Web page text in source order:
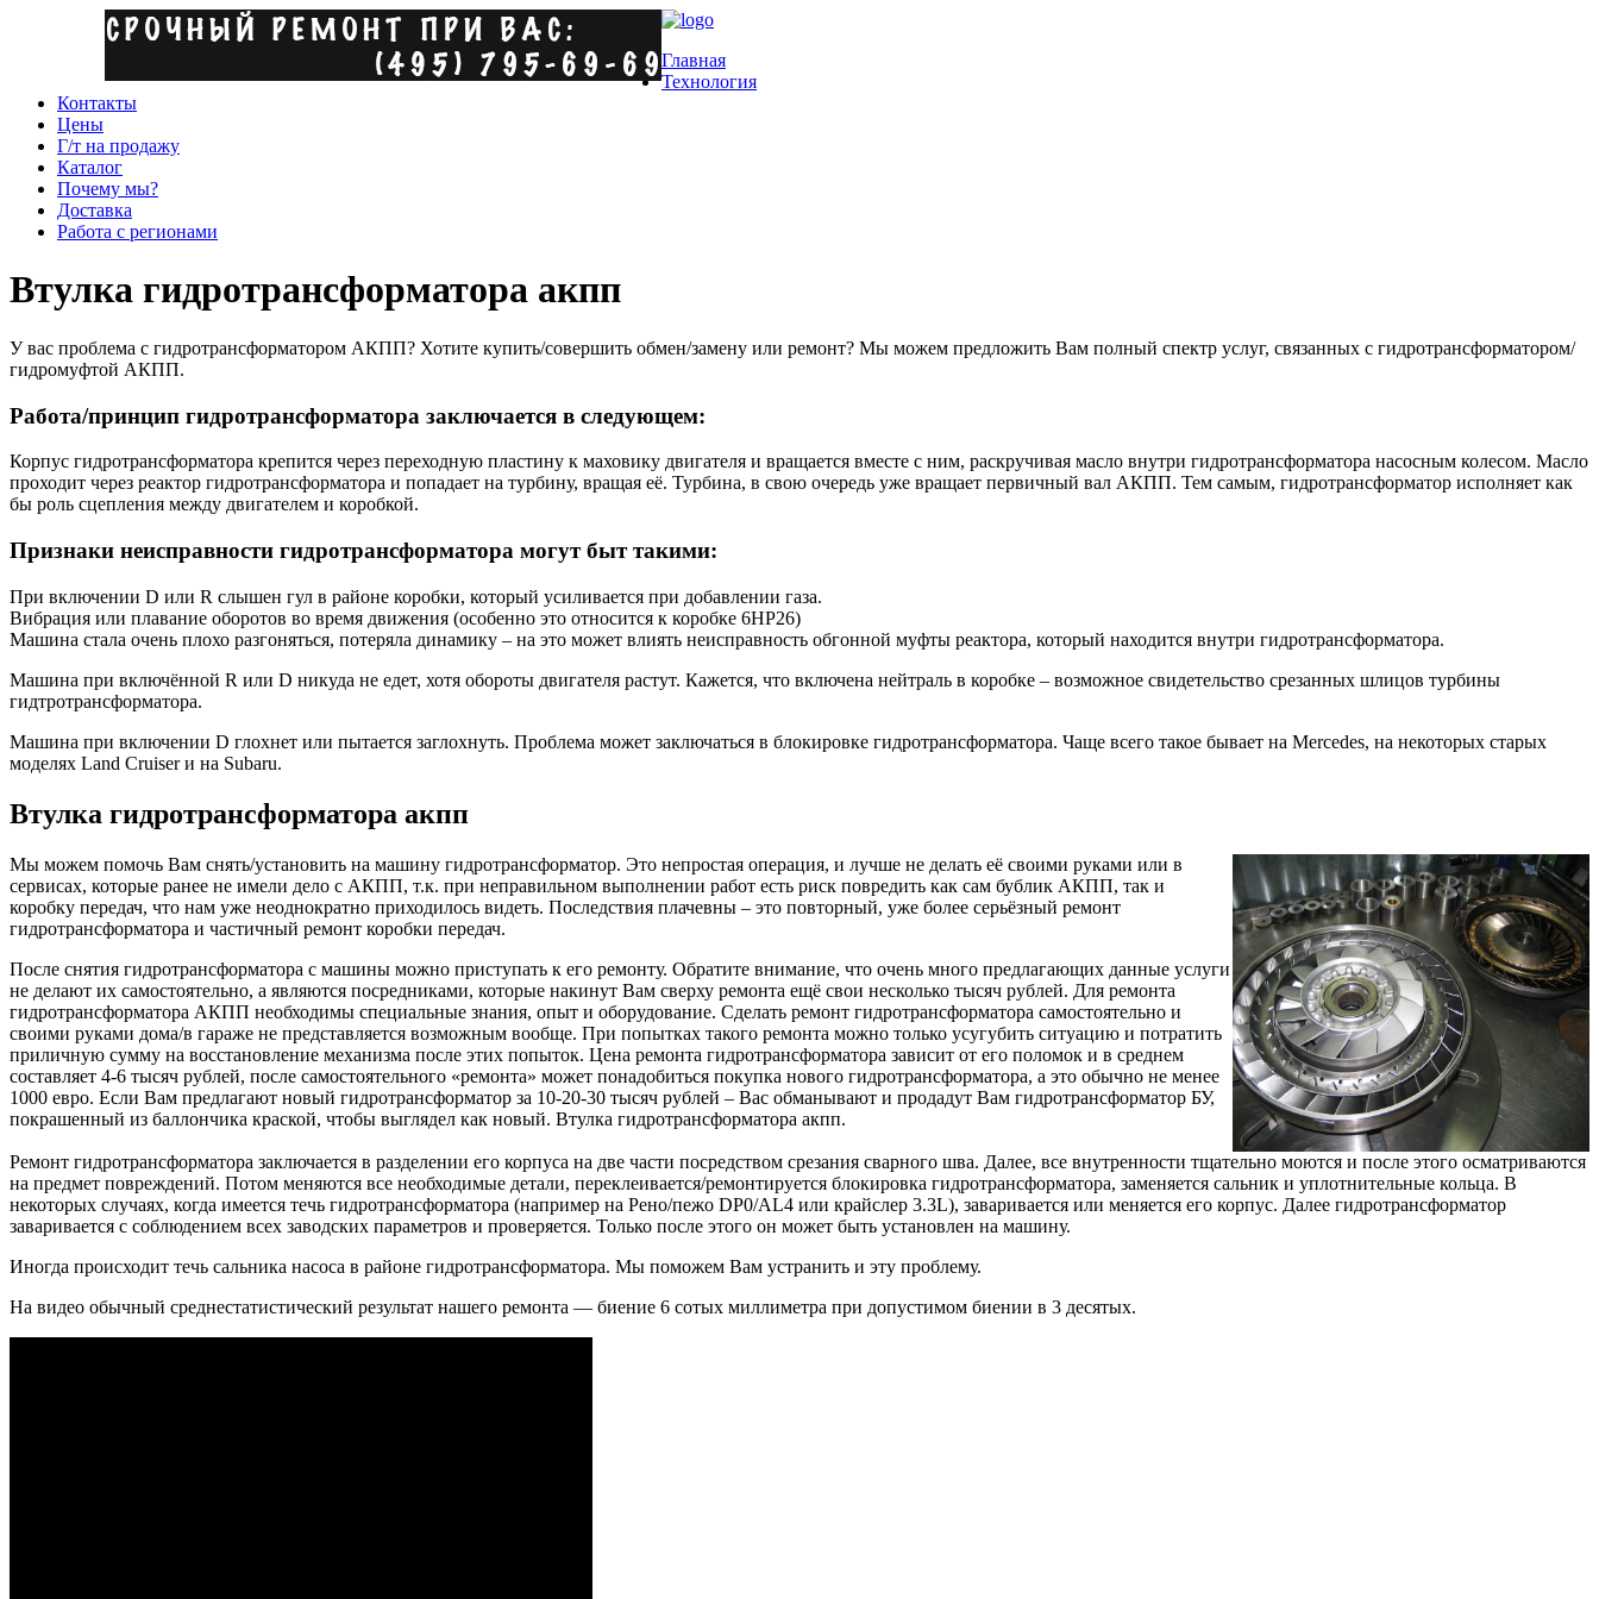
Главная
Технология
Контакты
Цены
Г/т на продажу
Каталог
Почему мы?
Доставка
Работа с регионами
Втулка гидротрансформатора акпп
У вас проблема с гидротрансформатором АКПП? Хотите купить/совершить обмен/замену или ремонт? Мы можем предложить Вам полный спектр услуг, связанных с гидротрансформатором/
гидромуфтой АКПП.
Работа/принцип гидротрансформатора заключается в следующем:
Корпус гидротрансформатора крепится через переходную пластину к маховику двигателя и вращается вместе с ним, раскручивая масло внутри гидротрансформатора насосным колесом. Масло
проходит через реактор гидротрансформатора и попадает на турбину, вращая её. Турбина, в свою очередь уже вращает первичный вал АКПП. Тем самым, гидротрансформатор исполняет как
бы роль сцепления между двигателем и коробкой.
Признаки неисправности гидротрансформатора могут быт такими:
При включении D или R слышен гул в районе коробки, который усиливается при добавлении газа.
Вибрация или плавание оборотов во время движения (особенно это относится к коробке 6HP26)
Машина стала очень плохо разгоняться, потеряла динамику – на это может влиять неисправность обгонной муфты реактора, который находится внутри гидротрансформатора.
Машина при включённой R или D никуда не едет, хотя обороты двигателя растут. Кажется, что включена нейтраль в коробке – возможное свидетельство срезанных шлицов турбины
гидтротрансформатора.
Машина при включении D глохнет или пытается заглохнуть. Проблема может заключаться в блокировке гидротрансформатора. Чаще всего такое бывает на Mercedes, на некоторых старых
моделях Land Cruiser и на Subaru.
Втулка гидротрансформатора акпп
Мы можем помочь Вам снять/установить на машину гидротрансформатор. Это непростая операция, и лучше не делать её своими руками или в
сервисах, которые ранее не имели дело с АКПП, т.к. при неправильном выполнении работ есть риск повредить как сам бублик АКПП, так и
коробку передач, что нам уже неоднократно приходилось видеть. Последствия плачевны – это повторный, уже более серьёзный ремонт
гидротрансформатора и частичный ремонт коробки передач.
После снятия гидротрансформатора с машины можно приступать к его ремонту. Обратите внимание, что очень много предлагающих данные услуги
не делают их самостоятельно, а являются посредниками, которые накинут Вам сверху ремонта ещё свои несколько тысяч рублей. Для ремонта
гидротрансформатора АКПП необходимы специальные знания, опыт и оборудование. Сделать ремонт гидротрансформатора самостоятельно и
своими руками дома/в гараже не представляется возможным вообще. При попытках такого ремонта можно только усугубить ситуацию и потратить
приличную сумму на восстановление механизма после этих попыток. Цена ремонта гидротрансформатора зависит от его поломок и в среднем
составляет 4-6 тысяч рублей, после самостоятельного «ремонта» может понадобиться покупка нового гидротрансформатора, а это обычно не менее
1000 евро. Если Вам предлагают новый гидротрансформатор за 10-20-30 тысяч рублей – Вас обманывают и продадут Вам гидротрансформатор БУ,
покрашенный из баллончика краской, чтобы выглядел как новый. Втулка гидротрансформатора акпп.
Ремонт гидротрансформатора заключается в разделении его корпуса на две части посредством срезания сварного шва. Далее, все внутренности тщательно моются и после этого осматриваются
на предмет повреждений. Потом меняются все необходимые детали, переклеивается/ремонтируется блокировка гидротрансформатора, заменяется сальник и уплотнительные кольца. В
некоторых случаях, когда имеется течь гидротрансформатора (например на Рено/пежо DP0/АL4 или крайслер 3.3L), заваривается или меняется его корпус. Далее гидротрансформатор
заваривается с соблюдением всех заводских параметров и проверяется. Только после этого он может быть установлен на машину.
Иногда происходит течь сальника насоса в районе гидротрансформатора. Мы поможем Вам устранить и эту проблему.
На видео обычный среднестатистический результат нашего ремонта — биение 6 сотых миллиметра при допустимом биении в 3 десятых.